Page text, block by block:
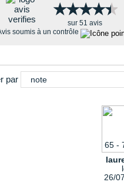
★★★★★
★★★★★
sur 51 avis
soumis à un contrôle
par note
65 -
26/